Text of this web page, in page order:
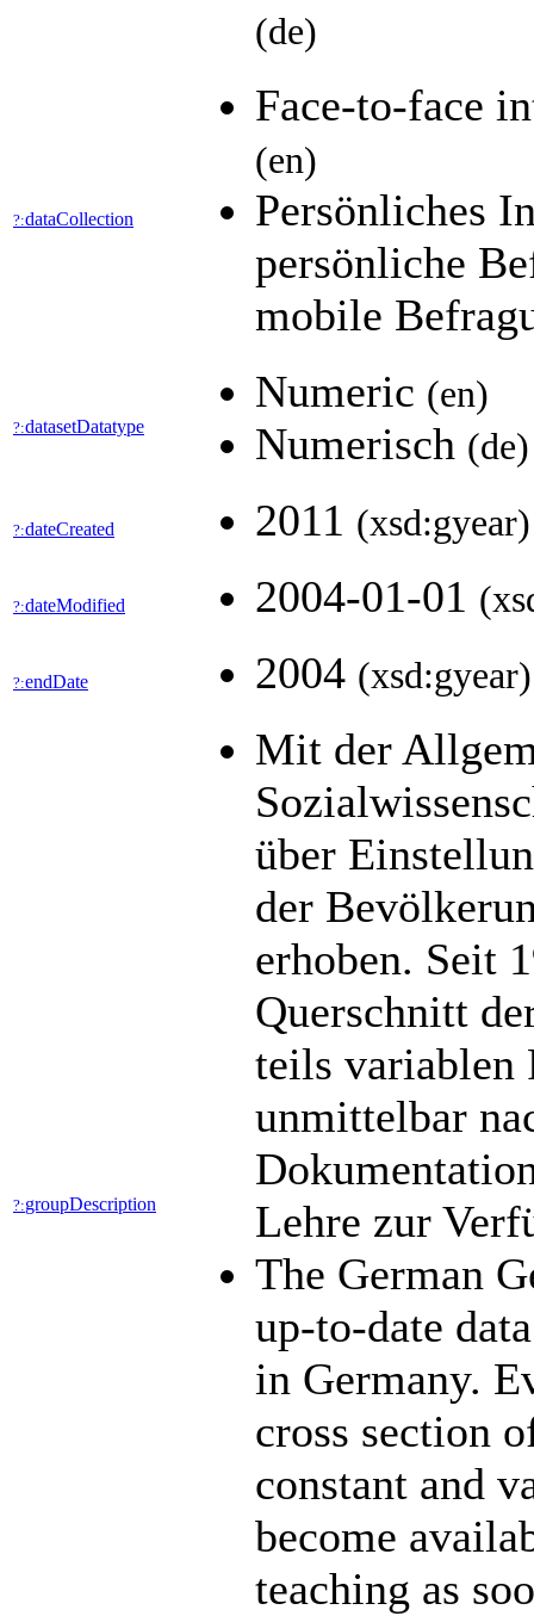
(de)
?:dataCollection
Face-to-face
(en)
Persönliches
persönliche
mobile
?:datasetDatatype
Numeric (en)
Numerisch (de)
?:dateCreated 2011 (xsd:gyear)
?:dateModified 2004-01-01
?:endDate 2004 (xsd:gyear)
?:groupDescription
Mit der
über
der
erhoben. Seit
Querschnitt
teils variablen
unmittelbar
Lehre zur
The German
up-to-date
in Germany.
cross section
constant and
become
teaching as